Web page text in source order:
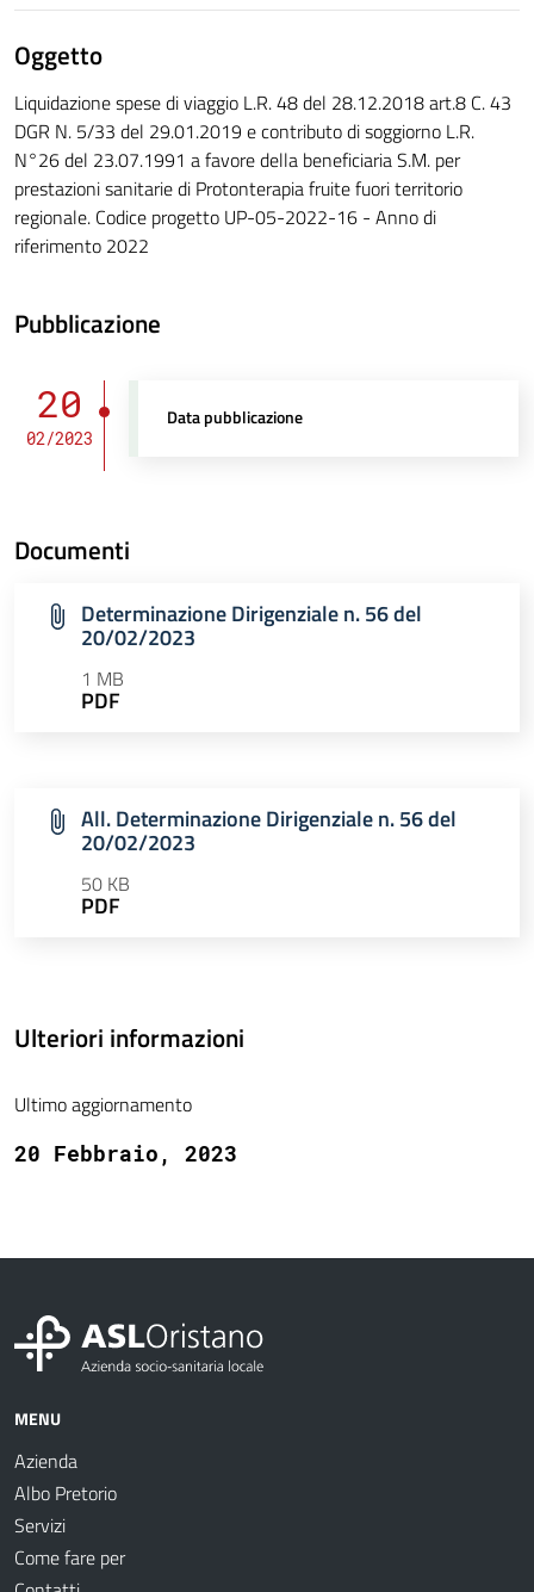
Oggetto
Liquidazione spese di viaggio L.R. 48 del 28.12.2018 art.8 C. 43
DGR N. 5/33 del 29.01.2019 e contributo di soggiorno L.R.
N°26 del 23.07.1991 a favore della beneficiaria S.M. per
prestazioni sanitarie di Protonterapia fruite fuori territorio
regionale. Codice progetto UP-05-2022-16 - Anno di
riferimento 2022
Pubblicazione
20
02/2023
Data pubblicazione
Documenti
Determinazione Dirigenziale n. 56 del
20/02/2023
1 MB
PDF
All. Determinazione Dirigenziale n. 56 del
20/02/2023
50 KB
PDF
Ulteriori informazioni
Ultimo aggiornamento
20 Febbraio, 2023
MENU
Azienda
Albo Pretorio
Servizi
Come fare per